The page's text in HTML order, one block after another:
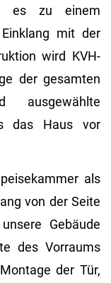
es zu einem
mit der
wird KVH-
der gesamten
ausgewählte
das Haus vor
als
von der Seite
Gebäude
des Vorraums
der Tür,